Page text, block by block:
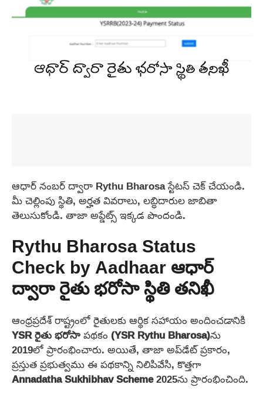
ఆధార్ నంబర్ ద్వారా Rythu Bharosa స్టేటస్ చెక్ చేయండి.
మీ చెల్లింపు స్థితి, అర్హత వివరాలు, లబ్ధిదారుల జాబితా
తెలుసుకోండి. తాజా అప్డేట్స్ ఇక్కడ పొందండి.
Rythu Bharosa Status
Check by Aadhaar ఆధార్
ద్వారా రైతు భరోసా స్థితి తనిఖీ
ఆంధ్రప్రదేశ్ రాష్ట్రంలో రైతులకు ఆర్థిక సహాయం అందించడానికి
YSR రైతు భరోసాపథకం(YSR Rythu Bharosa)ను
2019లో ప్రారంభించారు. అయితే, తాజా అప్‌డేట్ ప్రకారం,
ప్రస్తుత ప్రభుత్వము ఈ పథకాన్ని నిలిపివేసి, కొత్తగా
Annadatha Sukhibhav Scheme2025ను ప్రారంభించింది.